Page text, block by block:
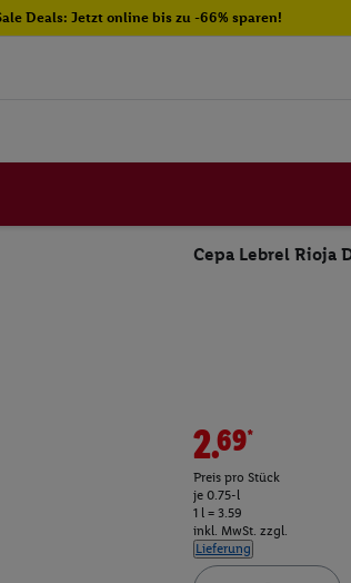
Deals: Jetzt online bis zu -66% sparen!
Cepa Lebrel Rioja
2.69*
Preis pro Stück
je 0.75-l
1 l = 3.59
inkl. MwSt. zzgl.
Lieferung